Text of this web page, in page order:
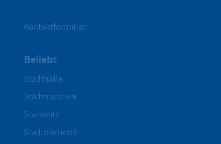
Kontaktformular
Beliebt
Stadthalle
Stadtmuseum
Startseite
Stadtbücherei